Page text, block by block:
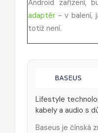
Android zařízení,
adaptér - v balení,
totiž není.
Lifestyle
kabely a audio s
Baseus je čínská